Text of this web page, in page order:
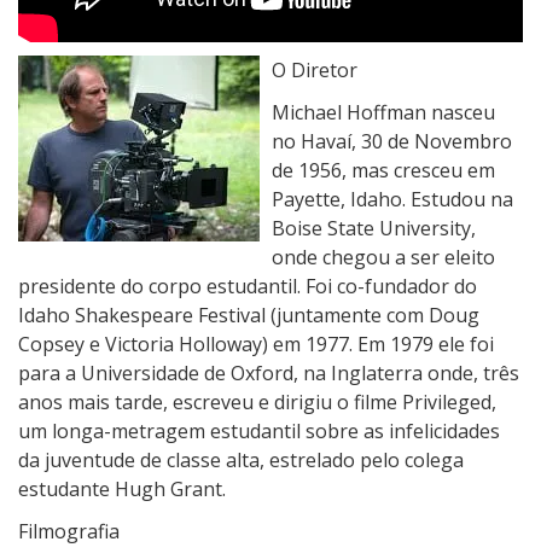
O Diretor
Michael Hoffman nasceu
no Havaí, 30 de Novembro
de 1956, mas cresceu em
Payette, Idaho. Estudou na
Boise State University,
onde chegou a ser eleito
presidente do corpo estudantil. Foi co-fundador do
Idaho Shakespeare Festival (juntamente com Doug
Copsey e Victoria Holloway) em 1977. Em 1979 ele foi
para a Universidade de Oxford, na Inglaterra onde, três
anos mais tarde, escreveu e dirigiu o filme Privileged,
um longa-metragem estudantil sobre as infelicidades
da juventude de classe alta, estrelado pelo colega
estudante Hugh Grant.
Filmografia